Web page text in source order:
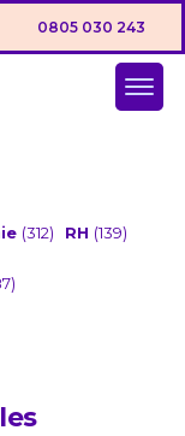
0805 030 243
(312) RH (139)